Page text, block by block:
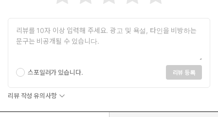
스포일러가 있습니다. 리뷰 등록
리뷰 작성 유의사항